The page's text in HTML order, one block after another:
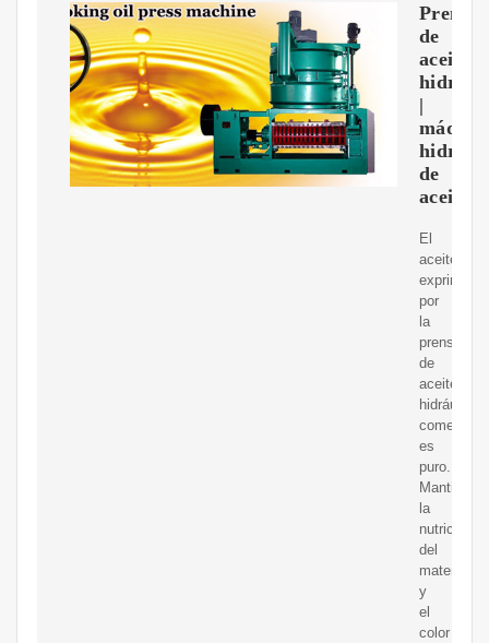
Prensa
de
aceite
|
de
aceite
El
aceite
exprimido
por
la
prensa
de
aceite
hidráulica
comercial
es
puro.
Mantiene
la
nutrición
del
material
y
el
color